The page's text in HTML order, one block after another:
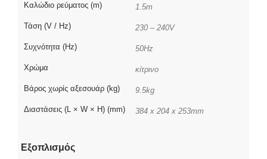
Καλώδιο ρεύματος (m) 1.5m
Τάση (V / Hz) 230 – 240V
Συχνότητα (Hz) 50Hz
Χρώμα κίτρινο
Βάρος χωρίς αξεσουάρ (kg) 9.5kg
Διαστάσεις (L × W × H) (mm) 384 x 204 x 253mm
Εξοπλισμός